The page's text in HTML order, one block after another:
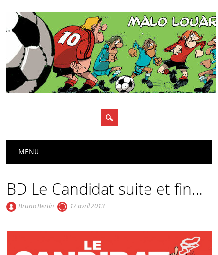
Main menu
MENU
BD Le Candidat suite et fin…
Bruno Bertin 17 avril 2013